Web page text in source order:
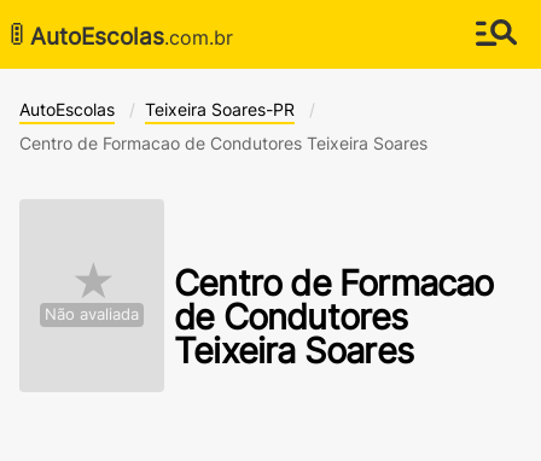
🚦 AutoEscolas.com.br
AutoEscolas
Teixeira Soares-PR
Centro de Formacao de Condutores Teixeira Soares
★
Não avaliada
Centro de Formacao
de Condutores
Teixeira Soares